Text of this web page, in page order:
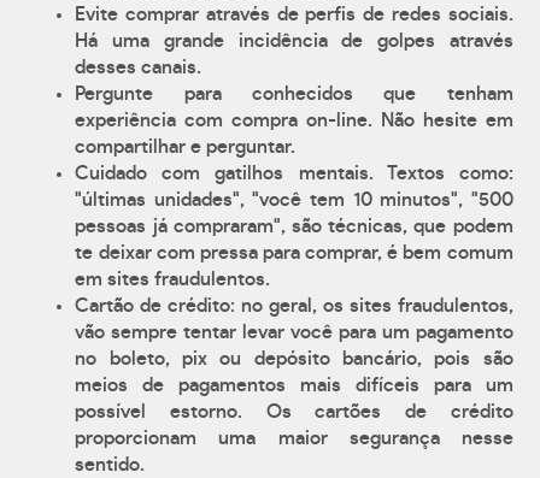
Evite comprar através de perfis de redes sociais.
Há uma grande incidência de golpes através
desses canais.
Pergunte para conhecidos que tenham
experiência com compra on-line. Não hesite em
compartilhar e perguntar.
Cuidado com gatilhos mentais. Textos como:
"últimas unidades", "você tem 10 minutos", "500
pessoas já compraram", são técnicas, que podem
te deixar com pressa para comprar, é bem comum
em sites fraudulentos.
Cartão de crédito: no geral, os sites fraudulentos,
vão sempre tentar levar você para um pagamento
no boleto, pix ou depósito bancário, pois são
meios de pagamentos mais difíceis para um
possível estorno. Os cartões de crédito
proporcionam uma maior segurança nesse
sentido.